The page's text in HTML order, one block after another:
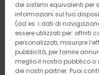
dei sistemi equivalenti per
informazioni sul tuo
(ad es. i dati di
essere utilizzati per: offrirti
personalizzati, misurare
pubblicità, per fornire
meglio il nostro pubblico o
dei nostri partner. Puoi